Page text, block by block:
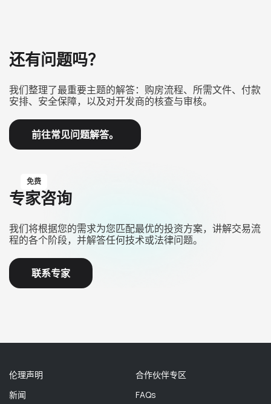
还有问题吗？
我们整理了最重要主题的解答：购房流程、所需文件、付款
安排、安全保障，以及对开发商的核查与审核。
前往常见问题解答。
免费
专家咨询
我们将根据您的需求为您匹配最优的投资方案，讲解交易流
程的各个阶段，并解答任何技术或法律问题。
联系专家
伦理声明
新闻
合作伙伴专区
FAQs